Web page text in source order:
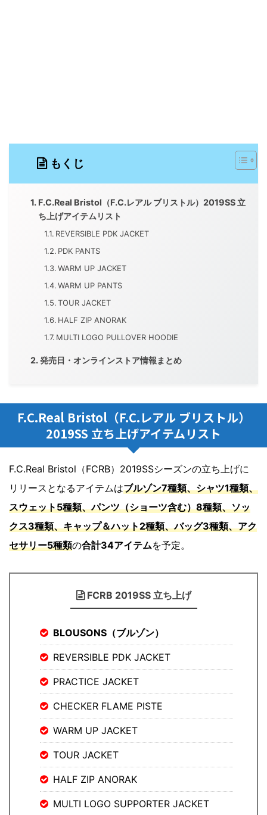
もくじ
F.C.Real Bristol（F.C.レアル ブリストル）2019SS 立
ち上げアイテムリスト
REVERSIBLE PDK JACKET
PDK PANTS
WARM UP JACKET
WARM UP PANTS
TOUR JACKET
HALF ZIP ANORAK
MULTI LOGO PULLOVER HOODIE
発売日・オンラインストア情報まとめ
F.C.Real Bristol（F.C.レアル ブリストル）
2019SS 立ち上げアイテムリスト
F.C.Real Bristol（FCRB）2019SSシーズンの立ち上げに
リリースとなるアイテムはブルゾン7種類、シャツ1種類、
スウェット5種類、パンツ（ショーツ含む）8種類、ソッ
クス3種類、キャップ＆ハット2種類、バッグ3種類、アク
セサリー5種類の合計34アイテムを予定。
FCRB 2019SS 立ち上げ
BLOUSONS（ブルゾン）
REVERSIBLE PDK JACKET
PRACTICE JACKET
CHECKER FLAME PISTE
WARM UP JACKET
TOUR JACKET
HALF ZIP ANORAK
MULTI LOGO SUPPORTER JACKET